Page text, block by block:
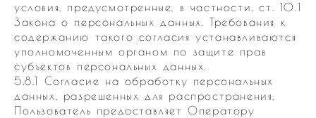
условия, предусмотренные, в частности, ст. 10.1
Закона о персональных данных. Требования к
содержанию такого согласия устанавливаются
уполномоченным органом по защите прав
субъектов персональных данных.
5.8.1 Согласие на обработку персональных
данных, разрешенных для распространения,
Пользователь предоставляет Оператору